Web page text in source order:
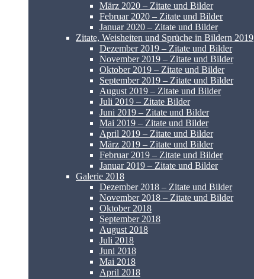
März 2020 – Zitate und Bilder
Februar 2020 – Zitate und Bilder
Januar 2020 – Zitate und Bilder
Zitate, Weisheiten und Sprüche in Bildern 2019
Dezember 2019 – Zitate und Bilder
November 2019 – Zitate und Bilder
Oktober 2019 – Zitate und Bilder
September 2019 – Zitate und Bilder
August 2019 – Zitate und Bilder
Juli 2019 – Zitate Bilder
Juni 2019 – Zitate und Bilder
Mai 2019 – Zitate und Bilder
April 2019 – Zitate und Bilder
März 2019 – Zitate und Bilder
Februar 2019 – Zitate und Bilder
Januar 2019 – Zitate und Bilder
Galerie 2018
Dezember 2018 – Zitate und Bilder
November 2018 – Zitate und Bilder
Oktober 2018
September 2018
August 2018
Juli 2018
Juni 2018
Mai 2018
April 2018